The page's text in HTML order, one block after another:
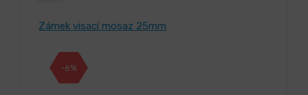
Zámek visací mosaz 25mm
-6%